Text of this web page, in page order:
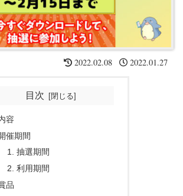
2022.02.08 2022.01.27
目次
容
催期間
抽選期間
利用期間
品